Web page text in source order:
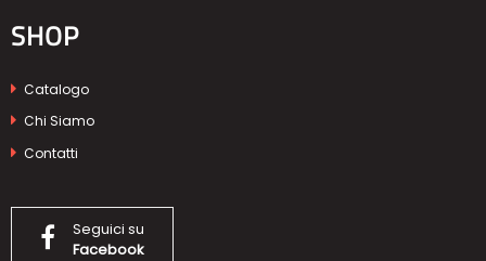
SHOP
Catalogo
Chi Siamo
Contatti
Seguici su
Facebook